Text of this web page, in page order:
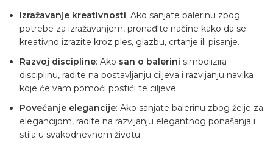
Izražavanje kreativnosti: Ako sanjate balerinu zbog
potrebe za izražavanjem, pronađite načine kako da se
kreativno izrazite kroz ples, glazbu, crtanje ili pisanje.
Razvoj discipline: Ako san o balerini simbolizira
disciplinu, radite na postavljanju ciljeva i razvijanju navika
koje će vam pomoći postići te ciljeve.
Povećanje elegancije: Ako sanjate balerinu zbog želje za
elegancijom, radite na razvijanju elegantnog ponašanja i
stila u svakodnevnom životu.